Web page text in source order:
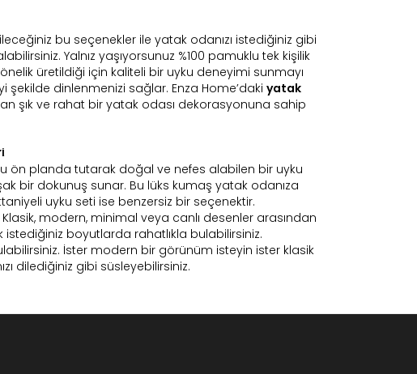
bu seçenekler ile yatak odanızı istediğiniz gibi
Yalnız yaşıyorsunuz %100 pamuklu tek kişilik
üretildiği için kaliteli bir uyku deneyimi sunmayı
dinlenmenizi sağlar. Enza Home’daki yatak
şık ve rahat bir yatak odası dekorasyonuna sahip
ön planda tutarak doğal ve nefes alabilen bir uyku
bir dokunuş sunar. Bu lüks kumaş yatak odanıza
uyku seti ise benzersiz bir seçenektir.
modern, minimal veya canlı desenler arasından
boyutlarda rahatlıkla bulabilirsiniz.
İster modern bir görünüm isteyin ister klasik
dilediğiniz gibi süsleyebilirsiniz.